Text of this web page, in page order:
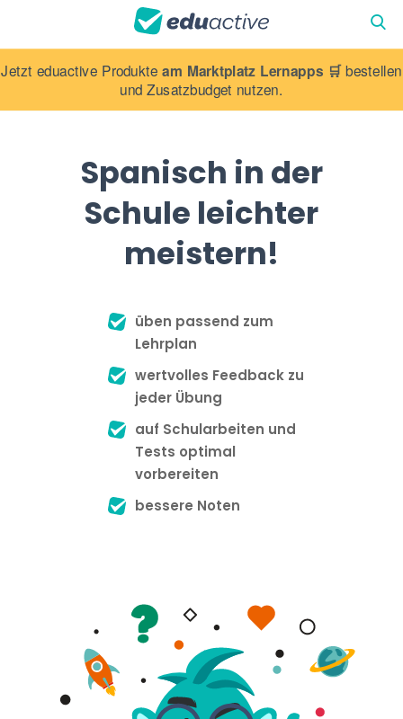
Jetzt eduactive Produkteam Marktplatz Lernapps 🛒bestellen
und Zusatzbudget nutzen.
Spanisch in der
Schule leichter
meistern!
üben passend zum
Lehrplan
wertvolles Feedback zu
jeder Übung
auf Schularbeiten und
Tests optimal
vorbereiten
bessere Noten